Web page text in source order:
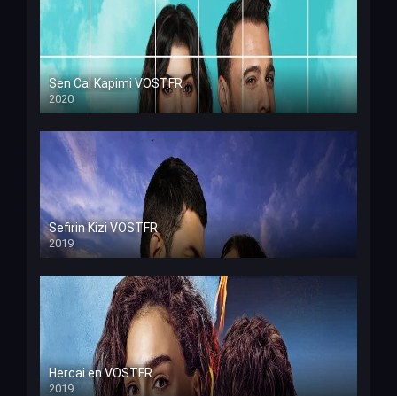
Sen Cal Kapimi VOSTFR
2020
Sefirin Kizi VOSTFR
2019
Hercai en VOSTFR
2019